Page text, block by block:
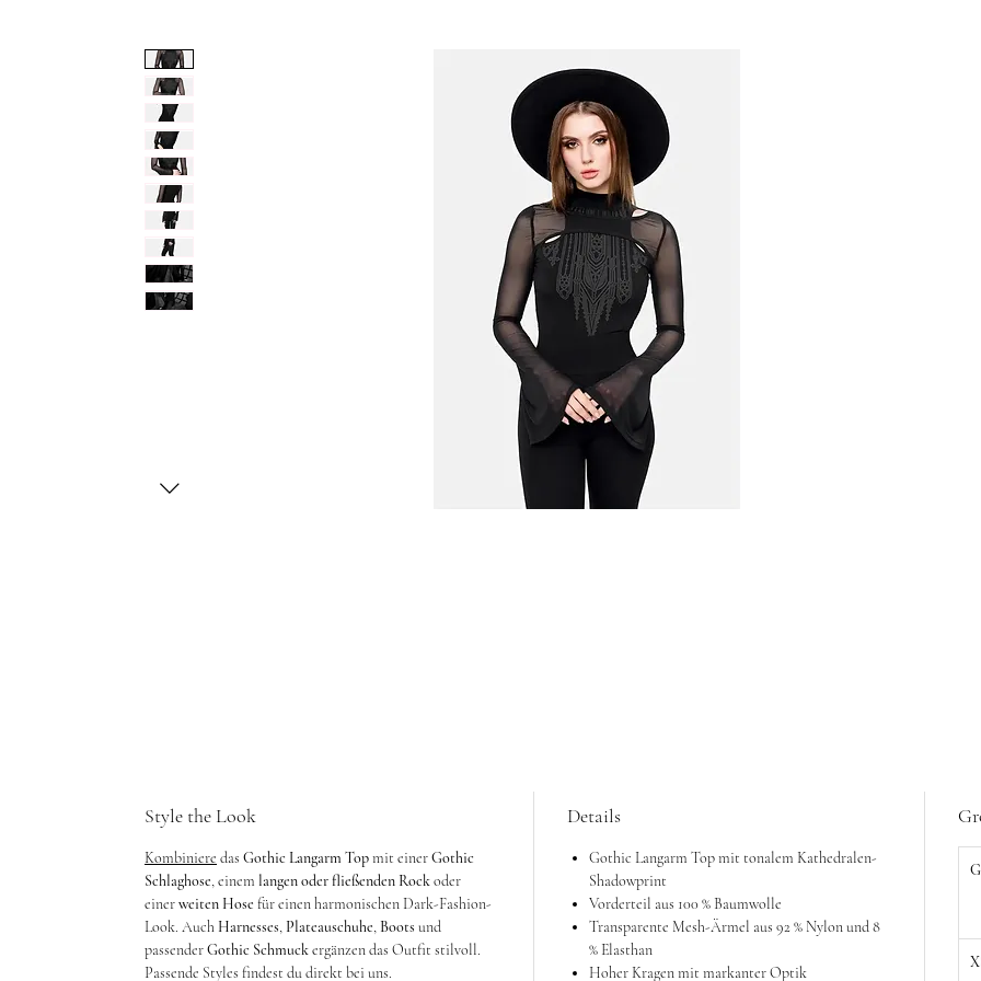
Style the Look
Kombiniere das Gothic Langarm Topmit einerGothic
Schlaghose, einem langen oder fließenden Rockoder
einerweiten Hose für einen harmonischen Dark-Fashion-
Look. Auch Harnesses, Plateauschuhe, Boots und
passenderGothic Schmuckergänzen das Outfit stilvoll.
Passende Styles findest du direkt bei uns.
Details
Gothic Langarm Top mit tonalem Kathedralen-
Shadowprint
Vorderteil aus 100 % Baumwolle
Transparente Mesh-Ärmel aus 92 % Nylon und 8
% Elasthan
Hoher Kragen mit markanter Optik